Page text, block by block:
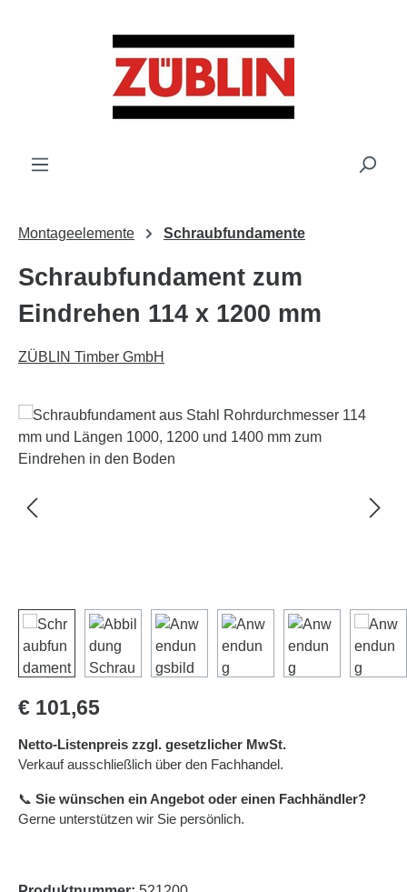
Montageelemente Schraubfundamente
Schraubfundament zum
Eindrehen 114 x 1200 mm
ZÜBLIN Timber GmbH
Bildergalerie überspringen
Regulärer Preis:
€ 101,65
Netto-Listenpreis zzgl. gesetzlicher MwSt.
Verkauf ausschließlich über den Fachhandel.
📞 Sie wünschen ein Angebot oder einen Fachhändler?
Gerne unterstützen wir Sie persönlich.